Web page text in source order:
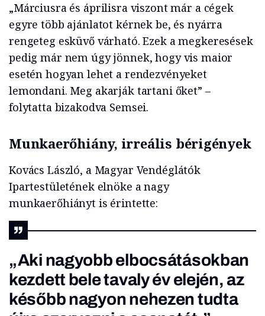
„Márciusra és áprilisra viszont már a cégek
egyre több ajánlatot kérnek be, és nyárra
rengeteg esküvő várható. Ezek a megkeresések
pedig már nem úgy jönnek, hogy vis maior
esetén hogyan lehet a rendezvényeket
lemondani. Meg akarják tartani őket” –
folytatta bizakodva Semsei.
Munkaerőhiány, irreális bérigények
Kovács László, a Magyar Vendéglátók
Ipartestületének elnöke a nagy
munkaerőhiányt is érintette:
„Aki nagyobb elbocsátásokban
kezdett bele tavaly év elején, az
később nagyon nehezen tudta